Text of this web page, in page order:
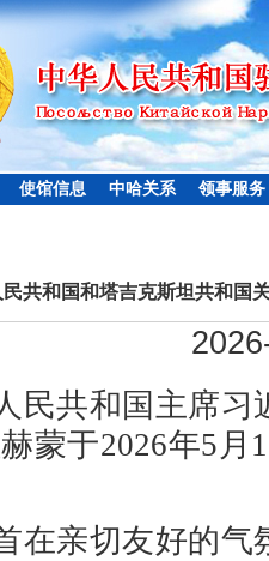
使馆信息 中哈关系 领事服务
民共和国和塔吉克斯坦共和国
民共和国主席
蒙于2026年5
在亲切友好的